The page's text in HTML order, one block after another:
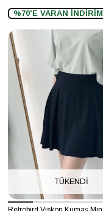
%70'E VARAN İNDİRİM
TÜKENDI